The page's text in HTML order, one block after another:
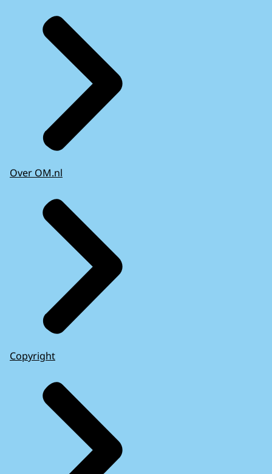
Over OM.nl
Copyright